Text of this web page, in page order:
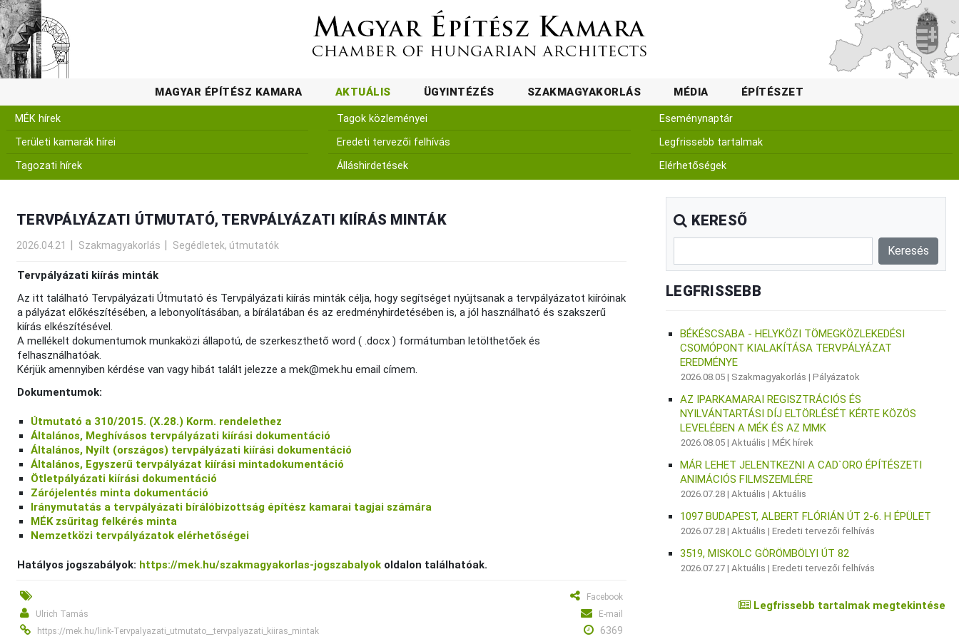
MAGYAR ÉPÍTÉSZ KAMARA AKTUÁLIS ÜGYINTÉZÉS SZAKMAGYAKORLÁS MÉDIA ÉPÍTÉSZET
MÉK hírek
Területi kamarák hírei
Tagozati hírek
Tagok közleményei
Eredeti tervezői felhívás
Álláshirdetések
Eseménynaptár
Legfrissebb tartalmak
Elérhetőségek
TERVPÁLYÁZATI ÚTMUTATÓ, TERVPÁLYÁZATI KIÍRÁS MINTÁK
2026.04.21 Szakmagyakorlás Segédletek, útmutatók
Tervpályázati kiírás minták
Az itt található Tervpályázati Útmutató és Tervpályázati kiírás minták célja, hogy segítséget nyújtsanak a tervpályázatot kiíróinak
a pályázat előkészítésében, a lebonyolításában, a bírálatában és az eredményhirdetésében is, a jól használható és szakszerű
kiírás elkészítésével.
A mellékelt dokumentumok munkaközi állapotú, de szerkeszthető word ( .docx ) formátumban letölthetőek és
felhasználhatóak.
Kérjük amennyiben kérdése van vagy hibát talált jelezze a mek@mek.hu email címem.
Dokumentumok:
Útmutató a 310/2015. (X.28.) Korm. rendelethez
Általános, Meghívásos tervpályázati kiírási dokumentáció
Általános, Nyílt (országos) tervpályázati kiírási dokumentáció
Általános, Egyszerű tervpályázat kiírási mintadokumentáció
Ötletpályázati kiírási dokumentáció
Zárójelentés minta dokumentáció
Iránymutatás a tervpályázati bírálóbizottság építész kamarai tagjai számára
MÉK zsűritag felkérés minta
Nemzetközi tervpályázatok elérhetőségei
Hatályos jogszabályok: https://mek.hu/szakmagyakorlas-jogszabalyok oldalon találhatóak.
Facebook
Ulrich Tamás
E-mail
https://mek.hu/link-Tervpalyazati_utmutato__tervpalyazati_kiiras_mintak
6369
KERESŐ
LEGFRISSEBB
BÉKÉSCSABA - HELYKÖZI TÖMEGKÖZLEKEDÉSI
CSOMÓPONT KIALAKÍTÁSA TERVPÁLYÁZAT
EREDMÉNYE
2026.08.05 | Szakmagyakorlás |Pályázatok
AZ IPARKAMARAI REGISZTRÁCIÓS ÉS
NYILVÁNTARTÁSI DÍJ ELTÖRLÉSÉT KÉRTE KÖZÖS
LEVELÉBEN A MÉK ÉS AZ MMK
2026.08.05 |Aktuális |MÉK hírek
MÁR LEHET JELENTKEZNI A CAD`ORO ÉPÍTÉSZETI
ANIMÁCIÓS FILMSZEMLÉRE
2026.07.28 |Aktuális |Aktuális
1097 BUDAPEST, ALBERT FLÓRIÁN ÚT 2-6. H ÉPÜLET
2026.07.28 |Aktuális |Eredeti tervezői felhívás
3519, MISKOLC GÖRÖMBÖLYI ÚT 82
2026.07.27 |Aktuális |Eredeti tervezői felhívás
Legfrissebb tartalmak megtekintése